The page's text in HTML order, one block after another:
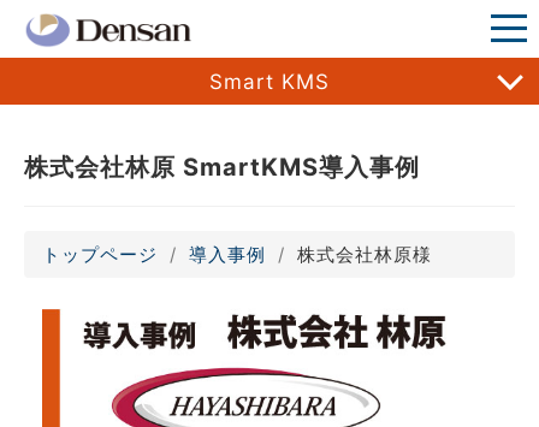
Smart KMS
株式会社林原 SmartKMS導入事例
トップページ 導入事例 株式会社林原様